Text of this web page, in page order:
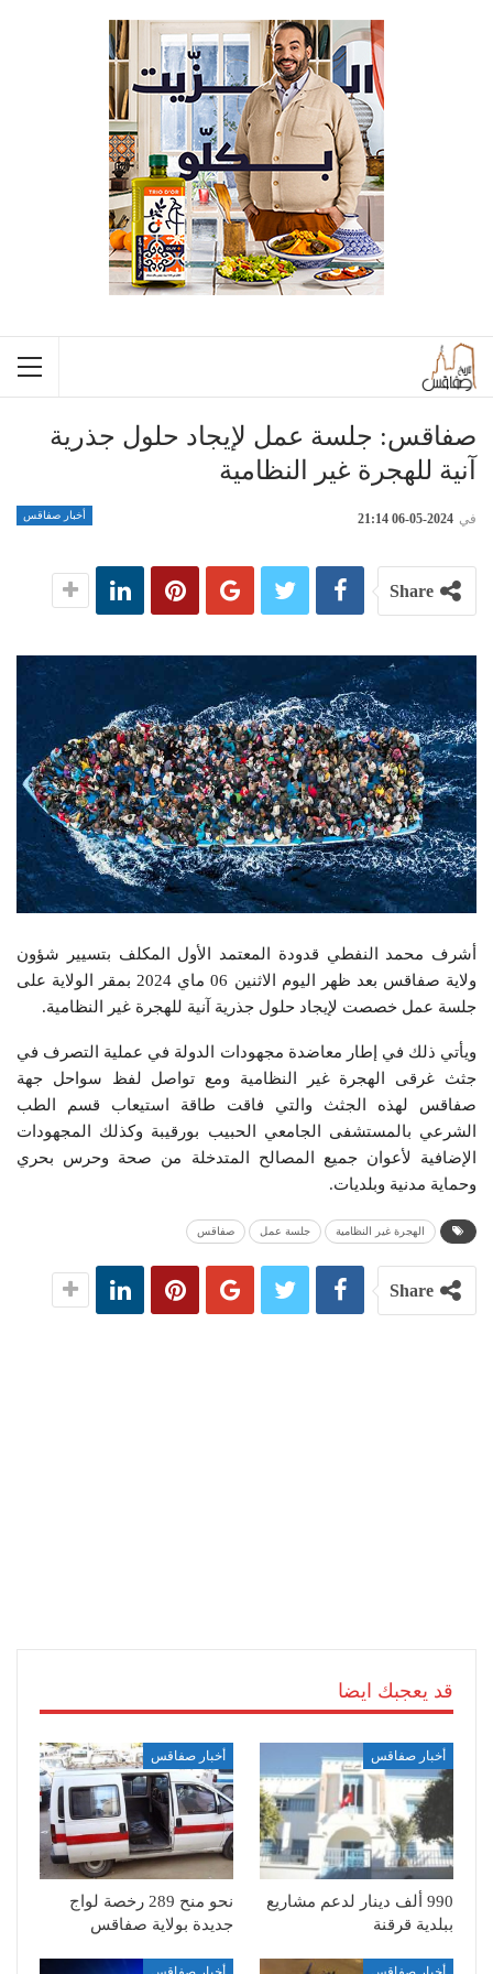
صفاقس: جلسة عمل لإيجاد حلول جذرية
آنية للهجرة غير النظامية
أخبار صفاقس في 2024-05-06 21:14
Share
أشرف محمد النفطي قدودة المعتمد الأول المكلف بتسيير شؤون
ولاية صفاقس بعد ظهر اليوم الاثنين 06 ماي 2024 بمقر الولاية على
جلسة عمل خصصت لإيجاد حلول جذرية آنية للهجرة غير النظامية.
ويأتي ذلك في إطار معاضدة مجهودات الدولة في عملية التصرف في
جثث غرقى الهجرة غير النظامية ومع تواصل لفظ سواحل جهة
صفاقس لهذه الجثث والتي فاقت طاقة استيعاب قسم الطب
الشرعي بالمستشفى الجامعي الحبيب بورقيبة وكذلك المجهودات
الإضافية لأعوان جميع المصالح المتدخلة من صحة وحرس بحري
وحماية مدنية وبلديات.
الهجرة غير النظامية جلسة عمل صفاقس
Share
قد يعجبك ايضا
أخبار صفاقس
990 ألف دينار لدعم مشاريع
ببلدية قرقنة
أخبار صفاقس
نحو منح 289 رخصة لواج
جديدة بولاية صفاقس